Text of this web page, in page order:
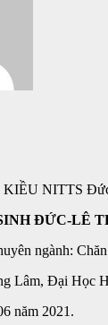
TTS
ĐỨC-LÊ
ngành:
Lâm, Đại Học
năm 2021.